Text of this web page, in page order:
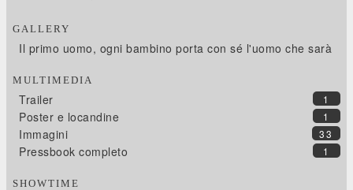
GALLERY
Il primo uomo, ogni bambino porta con sé l'uomo che sarà
MULTIMEDIA
1
Trailer
1
Poster e locandine
33
Immagini
1
Pressbook completo
SHOWTIME